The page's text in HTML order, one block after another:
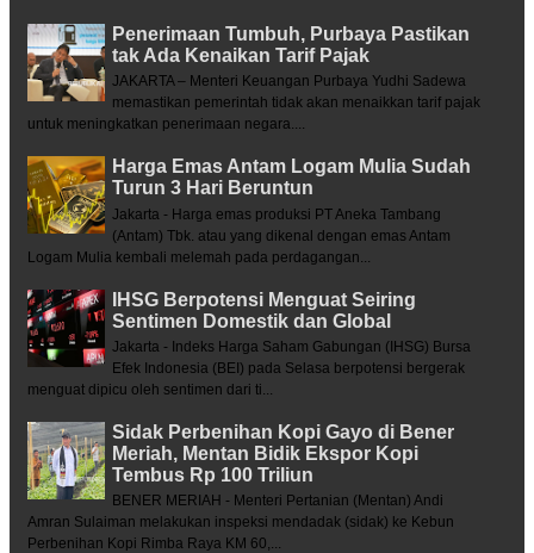
Penerimaan Tumbuh, Purbaya Pastikan
tak Ada Kenaikan Tarif Pajak
JAKARTA – Menteri Keuangan Purbaya Yudhi Sadewa
memastikan pemerintah tidak akan menaikkan tarif pajak
untuk meningkatkan penerimaan negara....
Harga Emas Antam Logam Mulia Sudah
Turun 3 Hari Beruntun
Jakarta - Harga emas produksi PT Aneka Tambang
(Antam) Tbk. atau yang dikenal dengan emas Antam
Logam Mulia kembali melemah pada perdagangan...
IHSG Berpotensi Menguat Seiring
Sentimen Domestik dan Global
Jakarta - Indeks Harga Saham Gabungan (IHSG) Bursa
Efek Indonesia (BEI) pada Selasa berpotensi bergerak
menguat dipicu oleh sentimen dari ti...
Sidak Perbenihan Kopi Gayo di Bener
Meriah, Mentan Bidik Ekspor Kopi
Tembus Rp 100 Triliun
BENER MERIAH - Menteri Pertanian (Mentan) Andi
Amran Sulaiman melakukan inspeksi mendadak (sidak) ke Kebun
Perbenihan Kopi Rimba Raya KM 60,...